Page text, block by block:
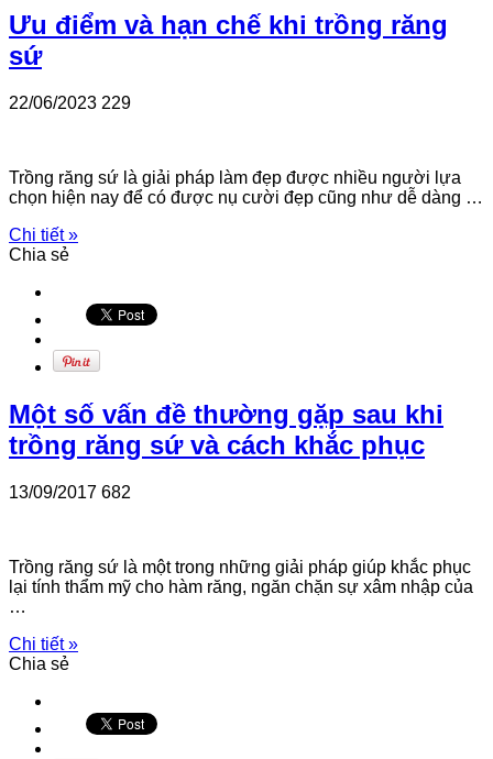
Ưu điểm và hạn chế khi trồng răng
sứ
22/06/2023 229
Trồng răng sứ là giải pháp làm đẹp được nhiều người lựa
chọn hiện nay để có được nụ cười đẹp cũng như dễ dàng …
Chi tiết »
Chia sẻ
Một số vấn đề thường gặp sau khi
trồng răng sứ và cách khắc phục
13/09/2017 682
Trồng răng sứ là một trong những giải pháp giúp khắc phục
lại tính thẩm mỹ cho hàm răng, ngăn chặn sự xâm nhập của
…
Chi tiết »
Chia sẻ